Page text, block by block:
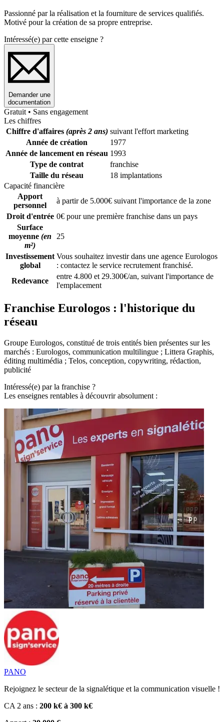
Passionné par la réalisation et la fourniture de services qualifiés.
Motivé pour la création de sa propre entreprise.
Intéressé(e) par cette enseigne ?
Demander une
documentation
Gratuit • Sans engagement
Les chiffres
Chiffre d'affaires (après 2 ans) suivant l'effort marketing
Année de création
1977
Année de lancement en réseau 1993
Type de contrat
franchise
Taille du réseau
18 implantations
Capacité financière
Apport
personnel
à partir de 5.000€ suivant l'importance de la zone
Droit d'entrée 0€ pour une première franchise dans un pays
Surface
moyenne (en
m²)
25
Investissement
global
Vous souhaitez investir dans une agence Eurologos
: contactez le service recrutement franchisé.
Redevance
entre 4.800 et 29.300€/an, suivant l'importance de
l'emplacement
Franchise Eurologos : l'historique du
réseau
Groupe Eurologos, constitué de trois entités bien présentes sur les
marchés : Eurologos, communication multilingue ; Littera Graphis,
éditing multimédia ; Telos, conception, copywriting, rédaction,
publicité
Intéressé(e) par la franchise ?
Les enseignes rentables à découvrir absolument :
PANO
Rejoignez le secteur de la signalétique et la communication visuelle !
CA 2 ans : 200 k€ à 300 k€